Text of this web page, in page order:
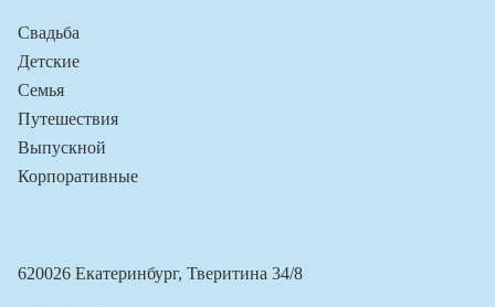
Свадьба
Детские
Семья
Путешествия
Выпускной
Корпоративные
620026 Екатеринбург, Тверитина 34/8